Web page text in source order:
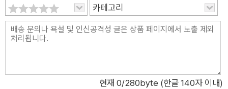
카테고리
현재 0/280byte (한글 140자 이내)